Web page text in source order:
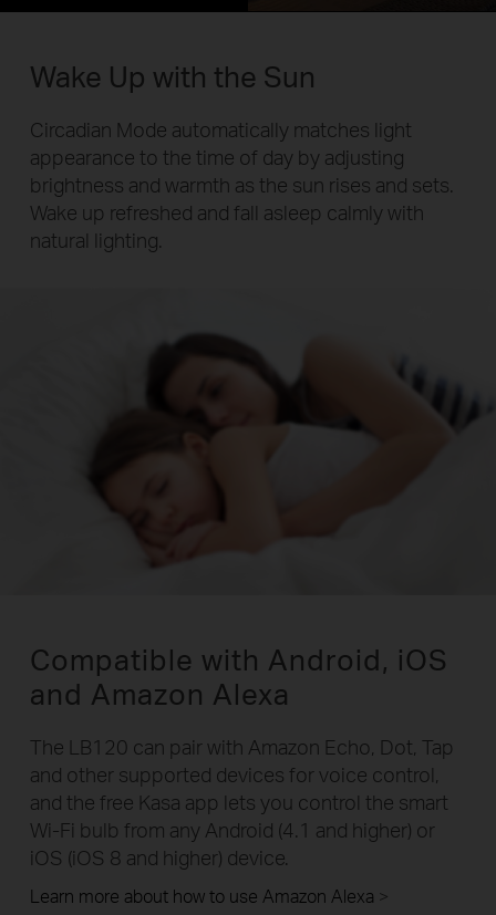
Wake Up with the Sun
Circadian Mode automatically matches light
appearance to the time of day by adjusting
brightness and warmth as the sun rises and sets.
Wake up refreshed and fall asleep calmly with
natural lighting.
Compatible with Android, iOS
and Amazon Alexa
The LB120 can pair with Amazon Echo, Dot, Tap
and other supported devices for voice control,
and the free Kasa app lets you control the smart
Wi-Fi bulb from any Android (4.1 and higher) or
iOS (iOS 8 and higher) device.
Learn more about how to use Amazon Alexa